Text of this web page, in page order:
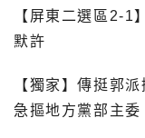
【屏東二選區2-1
默許
【獨家】傳挺郭
急摳地方黨部主委